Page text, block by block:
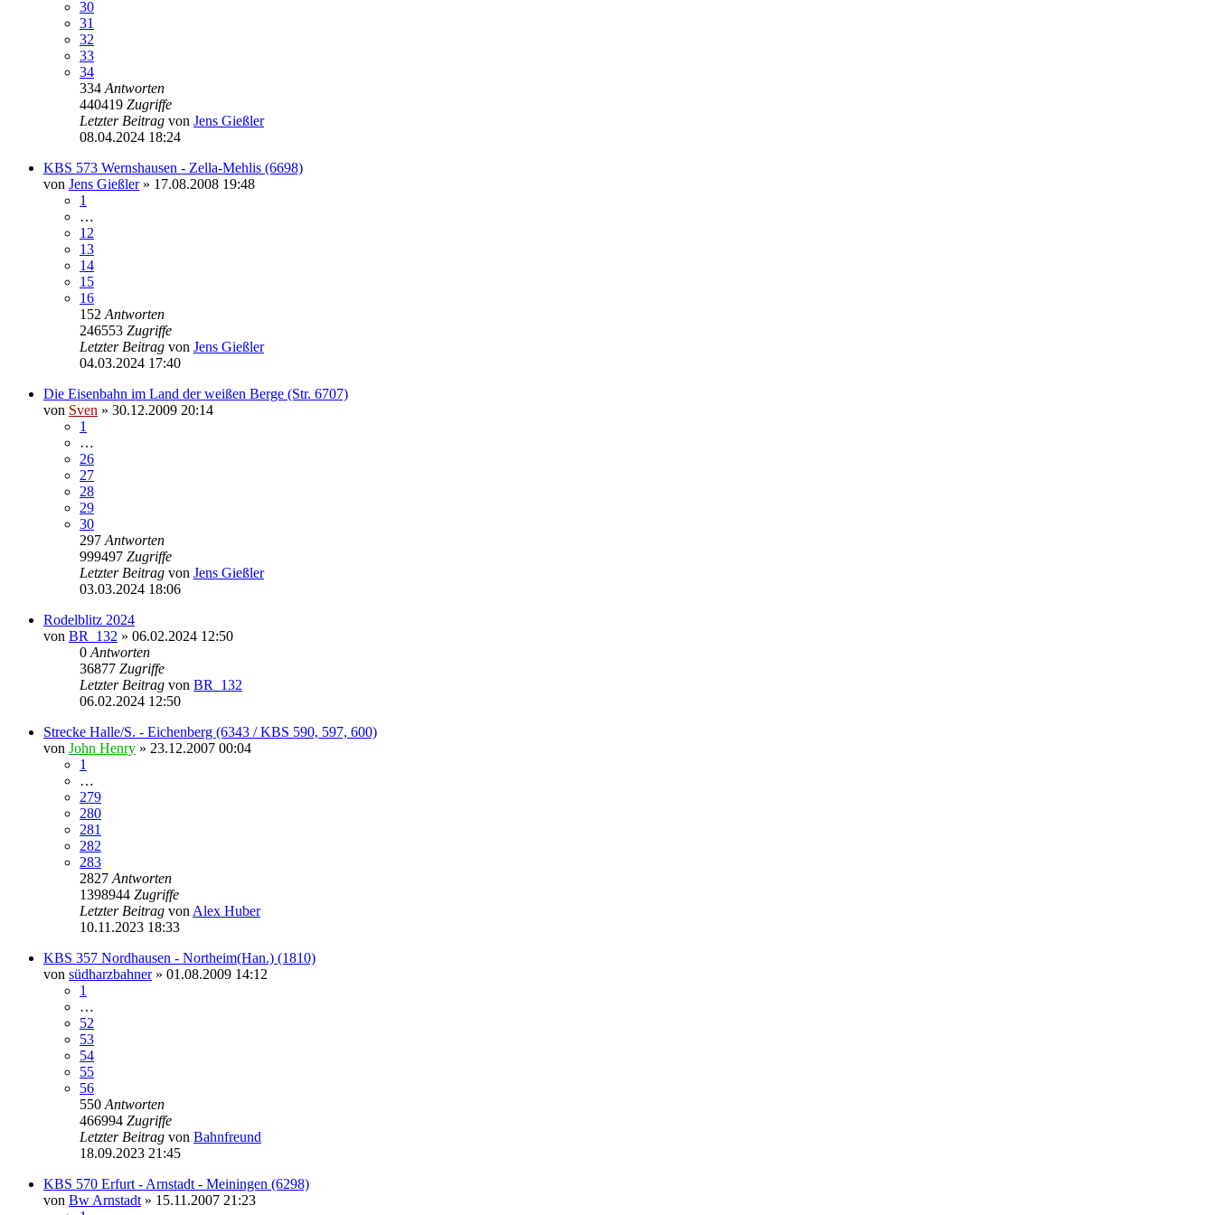
30
31
32
33
34
334 Antworten
440419 Zugriffe
Letzter Beitrag von Jens Gießler
08.04.2024 18:24
KBS 573 Wernshausen - Zella-Mehlis (6698)
von Jens Gießler» 17.08.2008 19:48
1
…
12
13
14
15
16
152 Antworten
246553 Zugriffe
Letzter Beitrag von Jens Gießler
04.03.2024 17:40
Die Eisenbahn im Land der weißen Berge (Str. 6707)
von Sven » 30.12.2009 20:14
1
…
26
27
28
29
30
297 Antworten
999497 Zugriffe
Letzter Beitrag von Jens Gießler
03.03.2024 18:06
Rodelblitz 2024
von BR_132 » 06.02.2024 12:50
0 Antworten
36877 Zugriffe
Letzter Beitrag von BR_132
06.02.2024 12:50
Strecke Halle/S. - Eichenberg (6343 / KBS 590, 597, 600)
von John Henry » 23.12.2007 00:04
1
…
279
280
281
282
283
2827 Antworten
1398944 Zugriffe
Letzter Beitrag von Alex Huber
10.11.2023 18:33
KBS 357 Nordhausen - Northeim(Han.) (1810)
von südharzbahner» 01.08.2009 14:12
1
…
52
53
54
55
56
550 Antworten
466994 Zugriffe
Letzter Beitrag von Bahnfreund
18.09.2023 21:45
KBS 570 Erfurt - Arnstadt - Meiningen (6298)
von Bw Arnstadt » 15.11.2007 21:23